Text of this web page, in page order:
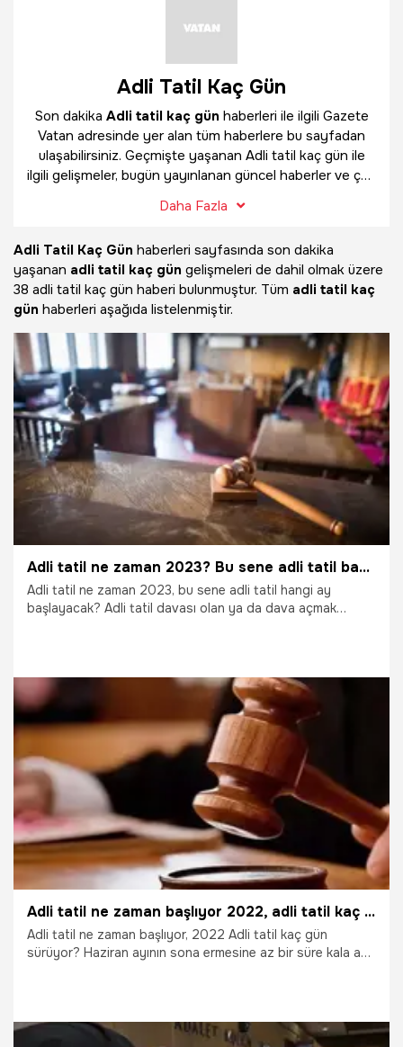
Adli Tatil Kaç Gün
Son dakika Adli tatil kaç gün haberleri ile ilgili Gazete
Vatan adresinde yer alan tüm haberlere bu sayfadan
ulaşabilirsiniz. Geçmişte yaşanan Adli tatil kaç gün ile
ilgili gelişmeler, bugün yayınlanan güncel haberler ve çok
bulabilirsiniz.
Daha Fazla
Adli Tatil Kaç Gün haberleri sayfasında son dakika
yaşanan adli tatil kaç gün gelişmeleri de dahil olmak üzere
38 adli tatil kaç gün haberi bulunmuştur. Tüm adli tatil kaç
gün haberleri aşağıda listelenmiştir.
Adli tatil ne zaman 2023? Bu sene adli tatil başlangıcı hangi ay başlıyor, kaç gün, adli tatilde mahkeme olur mu?
Adli tatil ne zaman 2023, bu sene adli tatil hangi ay
başlayacak? Adli tatil davası olan ya da dava açmak
başlangıcı…
Gündem
Adli tatil ne zaman başlıyor 2022, adli tatil kaç gün sürüyor? Adli tatilde hangi davalar görülür?
Adli tatil ne zaman başlıyor, 2022 Adli tatil kaç gün
sürüyor? Haziran ayının sona ermesine az bir süre kala adli